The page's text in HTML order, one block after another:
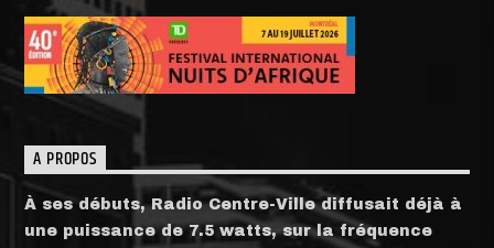
A PROPOS
À ses débuts, Radio Centre-Ville diffusait déjà à
une puissance de 7.5 watts, sur la fréquence